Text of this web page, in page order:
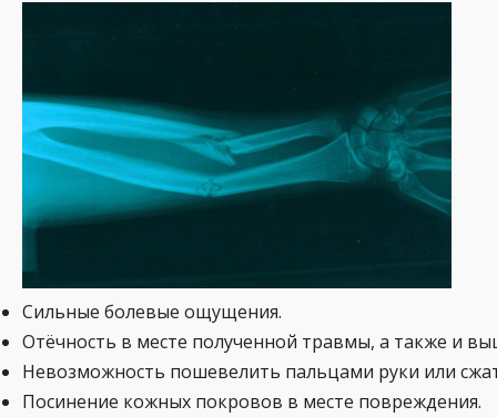
Сильные болевые ощущения.
Отёчность в месте полученной травмы, а также и
Невозможность пошевелить пальцами руки или
Посинение кожных покровов в месте повреждения.